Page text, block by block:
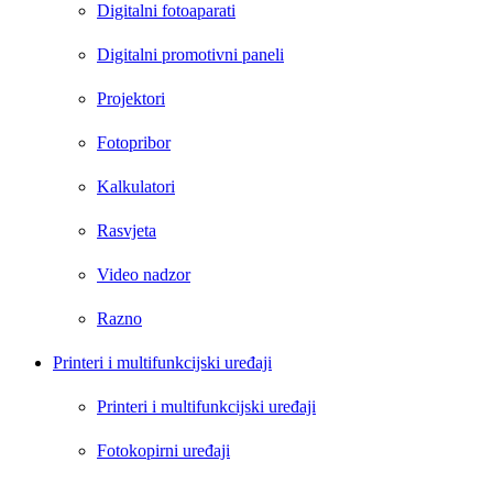
Digitalni fotoaparati
Digitalni promotivni paneli
Projektori
Fotopribor
Kalkulatori
Rasvjeta
Video nadzor
Razno
Printeri i multifunkcijski uređaji
Printeri i multifunkcijski uređaji
Fotokopirni uređaji